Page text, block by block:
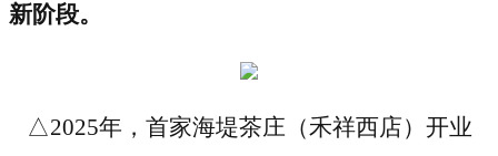
新阶段。
△2025年，首家海堤茶庄（禾祥西店）开业